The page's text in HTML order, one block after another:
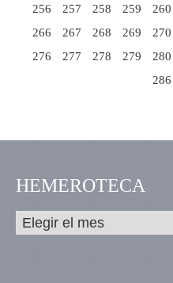
256
257 258 259 260
266
267 268 269 270
276
277 278 279 280
286
HEMEROTECA